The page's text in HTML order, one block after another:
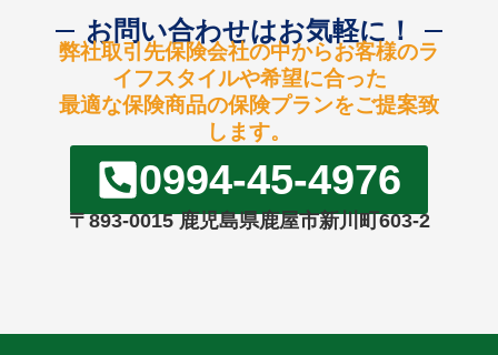
お問い合わせはお気軽に！
弊社取引先保険会社の中からお客様のラ
イフスタイルや希望に合った
最適な保険商品の保険プランをご提案致
します。
0994-45-4976
〒893-0015 鹿児島県鹿屋市新川町603-2